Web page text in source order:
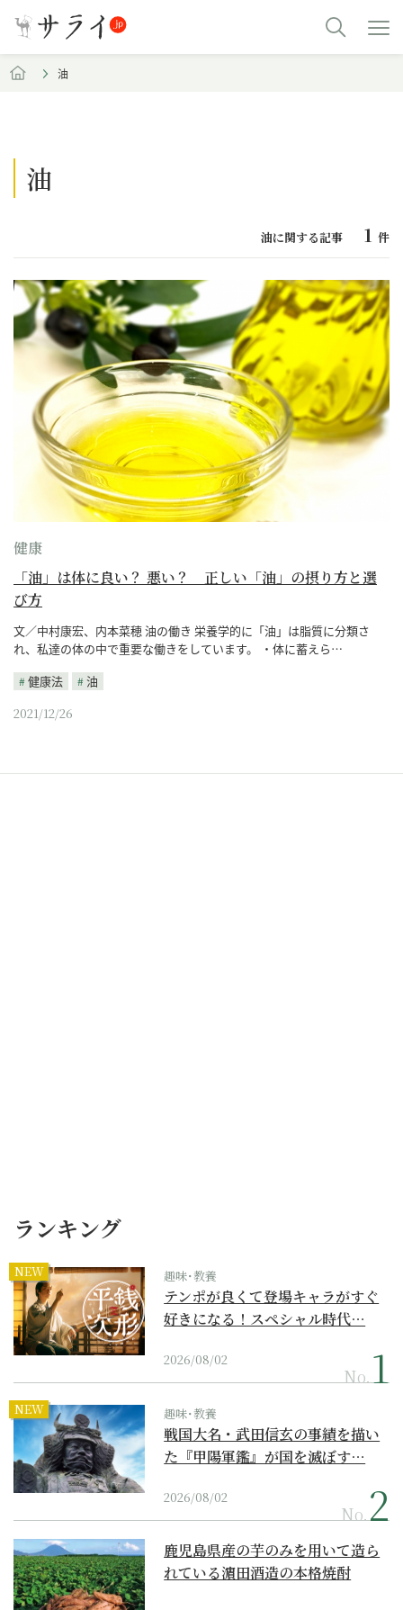
油
油
油に関する記事 1 件
健康
「油」は体に良い？ 悪い？ 正しい「油」の摂り方と選
び方
文／中村康宏、内本菜穂 油の働き 栄養学的に「油」は脂質に分類さ
れ、私達の体の中で重要な働きをしています。 ・体に蓄えら…
健康法
油
2021/12/26
ランキング
NEW 趣味･教養
テンポが良くて登場キャラがすぐ
好きになる！スペシャル時代…
2026/08/02
No.
NEW 趣味･教養
戦国大名・武田信玄の事績を描い
た『甲陽軍鑑』が国を滅ぼす…
2026/08/02
No.
鹿児島県産の芋のみを用いて造ら
れている濵田酒造の本格焼酎